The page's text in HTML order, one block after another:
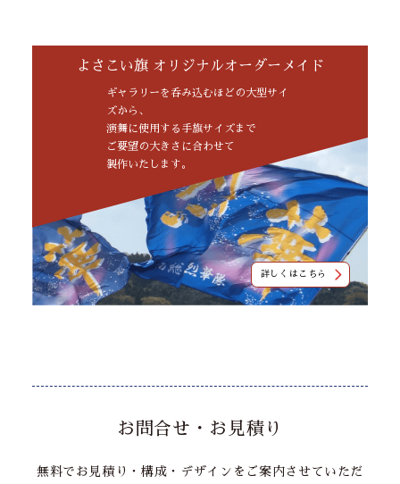
よさこい旗 オリジナルオーダーメイド
ギャラリーを呑み込むほどの大型サイ
ズから、
演舞に使用する手旗サイズまで
ご要望の大きさに合わせて
製作いたします。
詳しくはこちら
お問合せ・お見積り
無料でお見積り・構成・デザインをご案内させていただ